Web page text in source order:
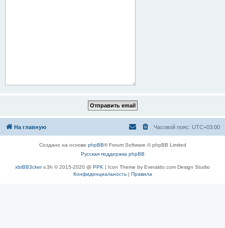
На главную Часовой пояс: UTC+03:00
Создано на основе phpBB® Forum Software © phpBB Limited
Русская поддержка phpBB
xbtBB3ckerv.3h © 2015-2020 @ PPK | Icon Theme by Everaldo.com Design Studio
Конфиденциальность| Правила